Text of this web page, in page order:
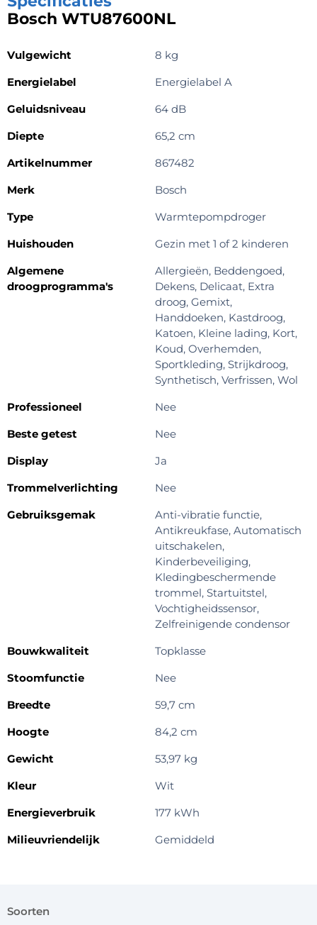
Bosch WTU87600NL
Vulgewicht
8 kg
Energielabel
Energielabel A
Geluidsniveau
64 dB
Diepte
65,2 cm
Artikelnummer
867482
Merk
Bosch
Type
Warmtepompdroger
Huishouden
Gezin met 1 of 2 kinderen
Algemene
droogprogramma's
Allergieën, Beddengoed,
Dekens, Delicaat, Extra
droog, Gemixt,
Handdoeken, Kastdroog,
Katoen, Kleine lading, Kort,
Koud, Overhemden,
Sportkleding, Strijkdroog,
Synthetisch, Verfrissen, Wol
Professioneel
Nee
Beste getest
Nee
Display
Ja
Trommelverlichting
Nee
Gebruiksgemak
Anti-vibratie functie,
Antikreukfase, Automatisch
uitschakelen,
Kinderbeveiliging,
Kledingbeschermende
trommel, Startuitstel,
Vochtigheidssensor,
Zelfreinigende condensor
Bouwkwaliteit
Topklasse
Stoomfunctie
Nee
Breedte
59,7 cm
Hoogte
84,2 cm
Gewicht
53,97 kg
Kleur
Wit
Energieverbruik
177 kWh
Milieuvriendelijk
Gemiddeld
soorten